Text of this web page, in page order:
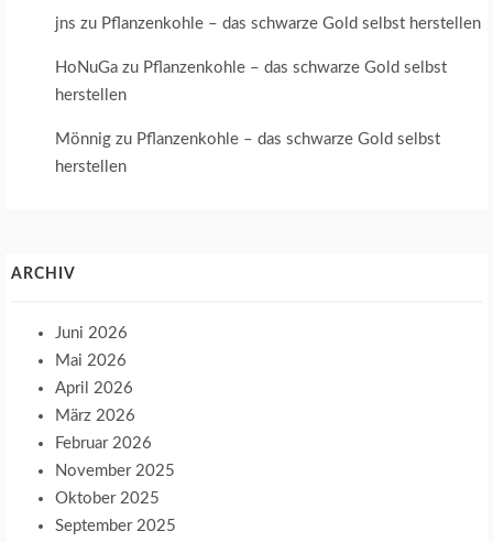
jns zu Pflanzenkohle – das schwarze Gold selbst herstellen
HoNuGa zu Pflanzenkohle – das schwarze Gold selbst
herstellen
Mönnig zu Pflanzenkohle – das schwarze Gold selbst
herstellen
ARCHIV
Juni 2026
Mai 2026
April 2026
März 2026
Februar 2026
November 2025
Oktober 2025
September 2025